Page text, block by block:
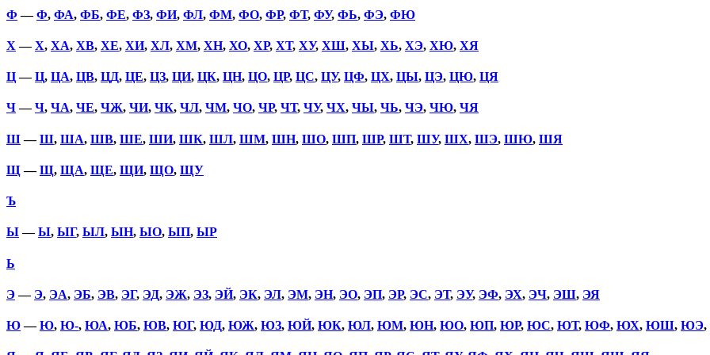
Ф —Ф, ФА, ФБ, ФЕ, ФЗ, ФИ, ФЛ, ФМ, ФО, ФР, ФТ, ФУ, ФЬ, ФЭ, ФЮ
Х —Х, ХА, ХВ, ХЕ, ХИ, ХЛ, ХМ, ХН, ХО, ХР, ХТ, ХУ, ХШ, ХЫ, ХЬ, ХЭ, ХЮ, ХЯ
Ц—Ц, ЦА, ЦВ, ЦД, ЦЕ, ЦЗ, ЦИ, ЦК, ЦН, ЦО, ЦР, ЦС, ЦУ, ЦФ, ЦХ, ЦЫ, ЦЭ, ЦЮ, ЦЯ
Ч—Ч, ЧА, ЧЕ, ЧЖ, ЧИ, ЧК, ЧЛ, ЧМ, ЧО, ЧР, ЧТ, ЧУ, ЧХ, ЧЫ, ЧЬ, ЧЭ, ЧЮ, ЧЯ
Ш—Ш, ША, ШВ, ШЕ, ШИ, ШК, ШЛ, ШМ, ШН, ШО, ШП, ШР, ШТ, ШУ, ШХ, ШЭ, ШЮ, ШЯ
Щ —Щ, ЩА, ЩЕ, ЩИ, ЩО, ЩУ
Ъ
Ы—Ы, ЫГ, ЫЛ, ЫН, ЫО, ЫП, ЫР
Ь
Э— Э, ЭА, ЭБ, ЭВ, ЭГ, ЭД, ЭЖ, ЭЗ, ЭЙ, ЭК, ЭЛ, ЭМ, ЭН, ЭО, ЭП, ЭР, ЭС, ЭТ, ЭУ, ЭФ, ЭХ, ЭЧ, ЭШ, ЭЯ
Ю—Ю, Ю-, ЮА, ЮБ, ЮВ, ЮГ, ЮД, ЮЖ, ЮЗ, ЮЙ, ЮК, ЮЛ, ЮМ, ЮН, ЮО, ЮП, ЮР, ЮС, ЮТ, ЮФ, ЮХ, ЮШ, ЮЭ,